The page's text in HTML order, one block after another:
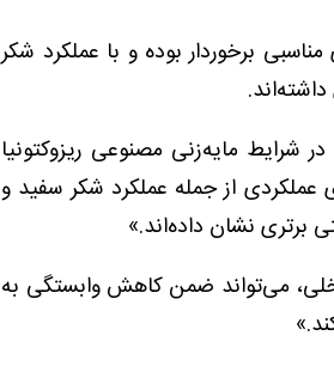
برخوردار بوده و با عملکرد شکر
شرایط مایه‌زنی مصنوعی ریزوکتونیا
از جمله عملکرد شکر سفید و
برتری نشان داده‌اند.»
می‌تواند ضمن کاهش وابستگی به